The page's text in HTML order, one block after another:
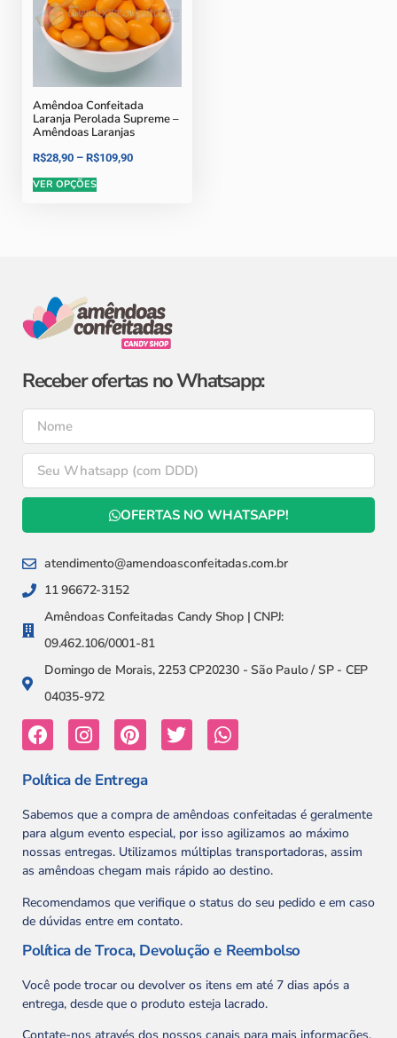
Amêndoa Confeitada
Laranja Perolada Supreme –
Amêndoas Laranjas
R$28,90 – R$109,90
VER OPÇÕES
Receber ofertas no Whatsapp:
OFERTAS NO WHATSAPP!
atendimento@amendoasconfeitadas.com.br
11 96672-3152
Amêndoas Confeitadas Candy Shop | CNPJ:
09.462.106/0001-81
Domingo de Morais, 2253 CP20230 - São Paulo / SP - CEP
04035-972
Política de Entrega
Sabemos que a compra de amêndoas confeitadas é geralmente
para algum evento especial, por isso agilizamos ao máximo
nossas entregas. Utilizamos múltiplas transportadoras, assim
as amêndoas chegam mais rápido ao destino.
Recomendamos que verifique o status do seu pedido e em caso
de dúvidas entre em contato.
Política de Troca, Devolução e Reembolso
Você pode trocar ou devolver os itens em até 7 dias após a
entrega, desde que o produto esteja lacrado.